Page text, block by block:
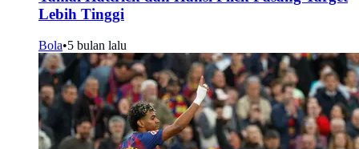
Lebih Tinggi
Bola•5 bulan lalu